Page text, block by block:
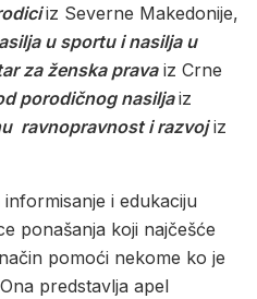
iz Severne Makedonije,
u sportu i nasilja u
za ženska pravaiz Crne
porodičnog nasiljaiz
ravnopravnost i razvojiz
i edukaciju
ponašanja koji najčešće
pomoći nekome ko je
predstavlja apel